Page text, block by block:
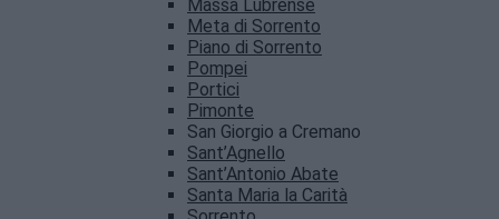
Massa Lubrense
Meta di Sorrento
Piano di Sorrento
Pompei
Portici
Pimonte
San Giorgio a Cremano
Sant’Agnello
Sant’Antonio Abate
Santa Maria la Carità